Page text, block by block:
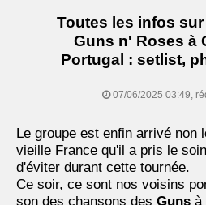
Toutes les infos
Guns n' Roses à
Portugal : setlist,
07/06/2025 03:49,
Le groupe est enfin arrivé non
vieille France qu'il a pris le
d'éviter durant cette tournée.
Ce soir, ce sont nos voisins
son des chansons des Guns à